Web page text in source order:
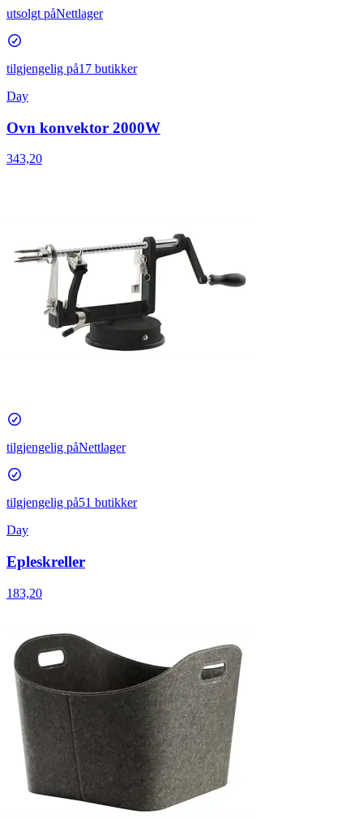
utsolgt påNettlager
tilgjengelig på17 butikker
Day
Ovn konvektor 2000W
343,20
tilgjengelig påNettlager
tilgjengelig på51 butikker
Day
Epleskreller
183,20